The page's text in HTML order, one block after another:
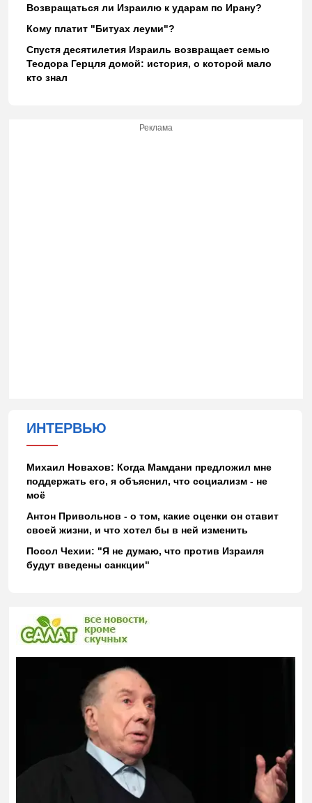
Возвращаться ли Израилю к ударам по Ирану?
Кому платит "Битуах леуми"?
Спустя десятилетия Израиль возвращает семью
Теодора Герцля домой: история, о которой мало
кто знал
Реклама
ИНТЕРВЬЮ
Михаил Новахов: Когда Мамдани предложил мне
поддержать его, я объяснил, что социализм - не
моё
Антон Привольнов - о том, какие оценки он ставит
своей жизни, и что хотел бы в ней изменить
Посол Чехии: "Я не думаю, что против Израиля
будут введены санкции"